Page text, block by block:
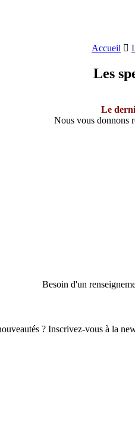
Accueil
Les
Le
Nous vous donnons
Besoin d'un
? Inscrivez-vous à la